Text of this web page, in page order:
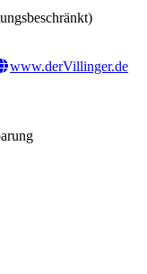
www.derVillinger.de